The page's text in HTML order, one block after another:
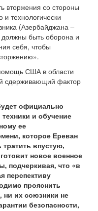
вторжения со стороны
и технологически
(Азербайджана –
быть оборона и
себя, чтобы
США в области
сдерживающий фактор
официально
и обучение
ее
которое Ереван
впустую,
новое военное
подчеркивая, что «в
перспективу
прояснить
их союзники не
безопасности,